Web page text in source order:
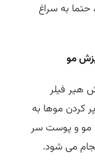
حتما به سراغ
مو
هیر فیلر
کردن موها به
مو و پوست سر
می‌ شود.